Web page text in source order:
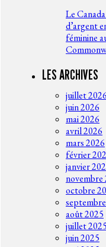
Le
d’argent
féminine
LES ARCHIVES
juillet 2026
juin 2026
mai 2026
avril 2026
mars 2026
février
janvier
novembre
octobre
août 2025
juillet 2025
juin 2025